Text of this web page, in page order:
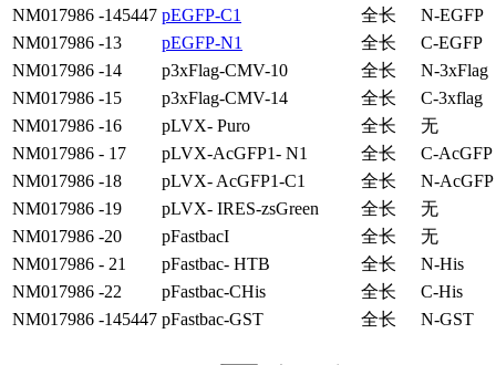
NM017986 -145447 pEGFP-C1 全长
N-EGFP
NM017986 -13
pEGFP-N1 全长
C-EGFP
NM017986 -14
p3xFlag-CMV-10 全长
N-3xFlag
NM017986 -15
p3xFlag-CMV-14 全长
C-3xflag
NM017986 -16
pLVX- Puro 全长
无
NM017986 - 17
pLVX-AcGFP1- N1 全长
C-AcGFP
NM017986 -18
pLVX- AcGFP1-C1 全长
N-AcGFP
NM017986 -19
pLVX- IRES-zsGreen 全长
无
NM017986 -20
pFastbacI 全长
无
NM017986 - 21
pFastbac- HTB 全长
N-His
NM017986 -22
pFastbac-CHis 全长
C-His
NM017986 -145447 pFastbac-GST 全长 N-GST